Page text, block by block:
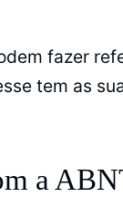
fazer
tem as
a